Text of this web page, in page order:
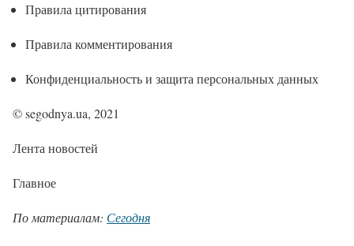
Правила цитирования
Правила комментирования
Конфиденциальность и защита персональных данных
© segodnya.ua, 2021
Лента новостей
Главное
По материалам: Сегодня